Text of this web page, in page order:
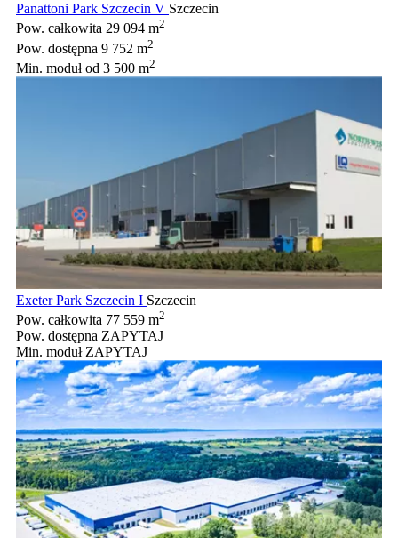
Panattoni Park Szczecin V Szczecin
Pow. całkowita 29 094 m2
Pow. dostępna 9 752 m2
Min. modułod 3 500 m2
Exeter Park Szczecin I Szczecin
Pow. całkowita 77 559 m2
Pow. dostępna ZAPYTAJ
Min. moduł ZAPYTAJ